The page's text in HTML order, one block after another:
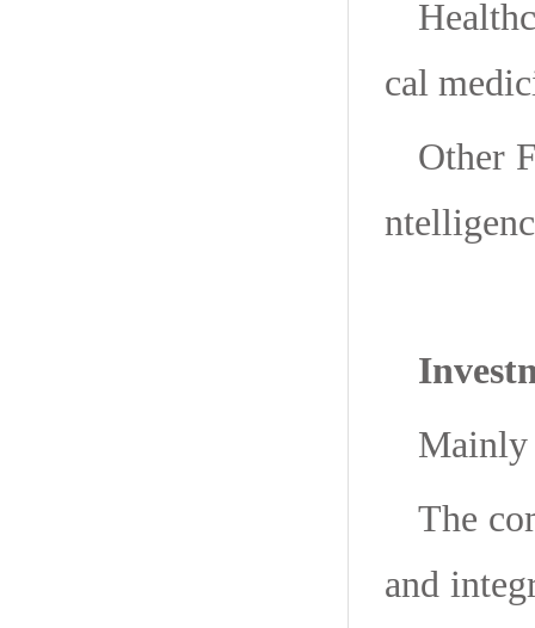
cal
Other
Mainly
The
and